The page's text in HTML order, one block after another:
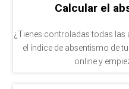
Calcular el
¿Tienes controladas todas las
el índice de absentismo de
online y